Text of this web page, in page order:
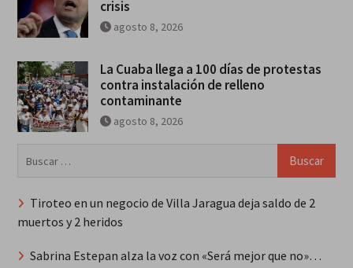
crisis
agosto 8, 2026
La Cuaba llega a 100 días de protestas
contra instalación de relleno
contaminante
agosto 8, 2026
Tiroteo en un negocio de Villa Jaragua deja saldo de 2
muertos y 2 heridos
Sabrina Estepan alza la voz con «Será mejor que no»…